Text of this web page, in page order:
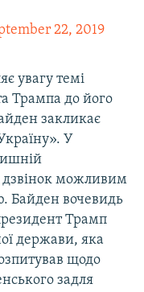
22, 2019
увагу темі
Трампа до його
закликає
У
дзвінок можливим
Байден вочевидь
Трамп
держави, яка
щодо
задля